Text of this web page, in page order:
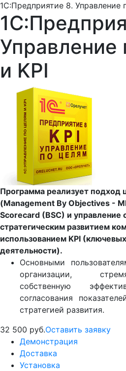
1С:Предприятие 8. Управление
Управление
и KPI
Программа реализует подход
(Management By Objectives -
Scorecard (BSC) и управление
стратегическим развитием
использованием KPI
деятельности).
Основными
организации,
собственную
согласования
стратегией развития.
32 500 руб.Оставить заявку
Демонстрация
Доставка
Установка